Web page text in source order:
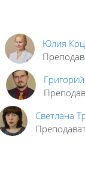
Юлия
Светлана